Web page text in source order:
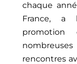
chaque
France, a
rencontres